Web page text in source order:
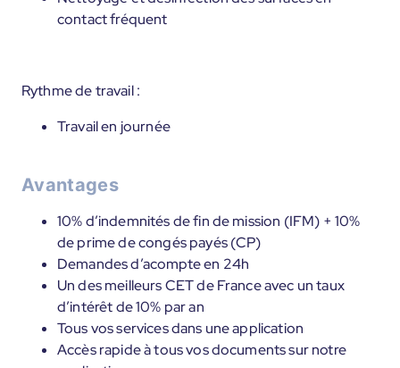
contact fréquent
Rythme de travail :
Travail en journée
Avantages
10% d’indemnités de fin de mission (IFM) + 10%
de prime de congés payés (CP)
Demandes d’acompte en 24h
Un des meilleurs CET de France avec un taux
d’intérêt de 10% par an
Tous vos services dans une application
Accès rapide à tous vos documents sur notre